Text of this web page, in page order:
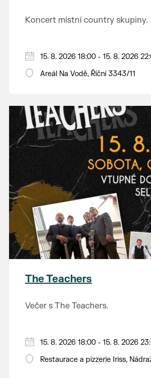
Koncert místní country skupiny.
15. 8. 2026 18:00 - 15. 8. 2026
Areál Na Vodě, Říční 3343/11
The Teachers
Večer s The Teachers.
15. 8. 2026 18:00 - 15. 8. 2026
Restaurace a pizzerie Iriss,